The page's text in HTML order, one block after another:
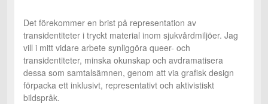
Det förekommer en brist på representation av
transidentiteter i tryckt material inom sjukvårdmiljöer. Jag
vill i mitt vidare arbete synliggöra queer- och
transidentiteter, minska okunskap och avdramatisera
dessa som samtalsämnen, genom att via grafisk design
förpacka ett inklusivt, representativt och aktivistiskt
bildspråk.